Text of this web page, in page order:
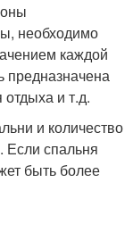
необходимо
каждой
предназначена
отдыха и т.д.
и количество
Если спальня
быть более